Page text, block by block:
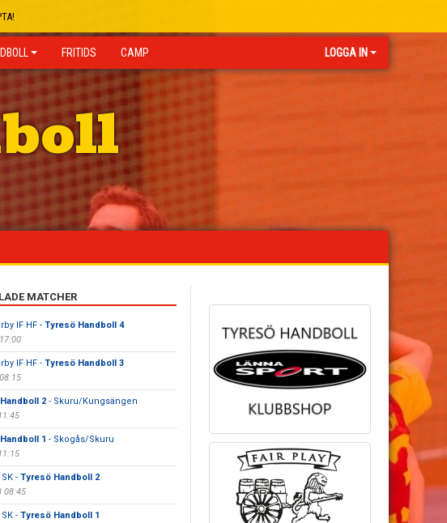
FRITIDS CAMP LOGGA IN
MATCHER
IF HF - Tyresö Handboll 4
IF HF - Tyresö Handboll 3
2- Skuru/Kungsängen
1 - Skogås/Skuru
- Tyresö Handboll 2
08:45
- Tyresö Handboll 1